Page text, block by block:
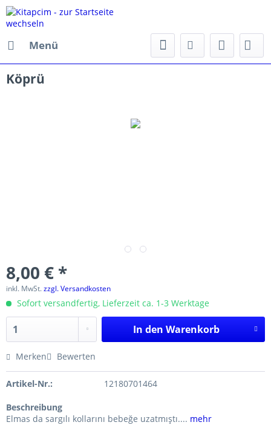
Menü
Köprü
8,00 € *
inkl. MwSt.zzgl. Versandkosten
Sofort versandfertig, Lieferzeit ca. 1-3 Werktage
In den Warenkorb
Merken Bewerten
Artikel-Nr.: 12180701464
Beschreibung
Elmas da sargılı kollarını bebeğe uzatmıştı.... mehr